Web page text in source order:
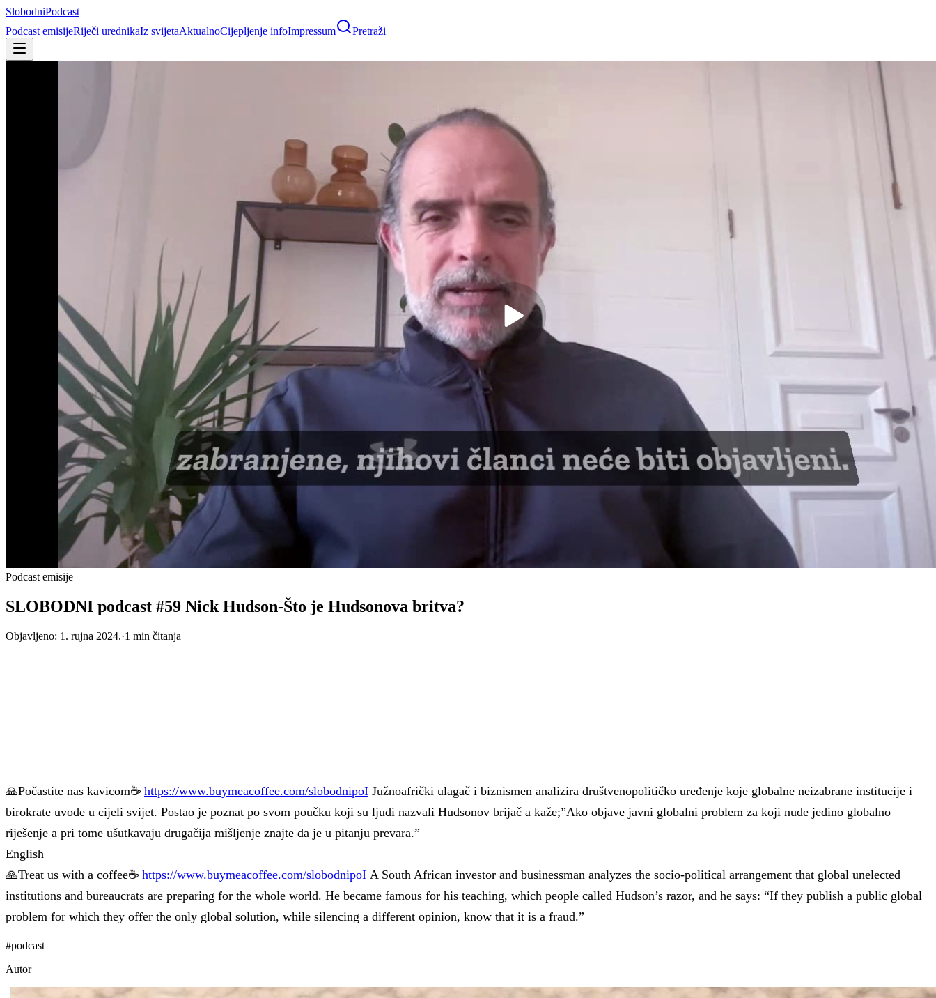
SlobodniPodcast
Podcast emisijeRiječi urednikaIz svijetaAktualnoCijepljenje infoImpressum Pretraži
Podcast emisije
SLOBODNI podcast #59 Nick Hudson-Što je Hudsonova britva?
Objavljeno: 1. rujna 2024.·1 min čitanja
🙏Počastite nas kavicom☕ https://www.buymeacoffee.com/slobodnipoI Južnoafrički ulagač i biznismen analizira društvenopolitičko uređenje koje globalne neizabrane institucije i
birokrate uvode u cijeli svijet. Postao je poznat po svom poučku koji su ljudi nazvali Hudsonov brijač a kaže;”Ako objave javni globalni problem za koji nude jedino globalno
riješenje a pri tome ušutkavaju drugačija mišljenje znajte da je u pitanju prevara.”
English
🙏Treat us with a coffee☕ https://www.buymeacoffee.com/slobodnipoI A South African investor and businessman analyzes the socio-political arrangement that global unelected
institutions and bureaucrats are preparing for the whole world. He became famous for his teaching, which people called Hudson’s razor, and he says: “If they publish a public global
problem for which they offer the only global solution, while silencing a different opinion, know that it is a fraud.”
#podcast
Autor